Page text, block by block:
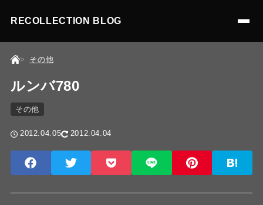
RECOLLECTION BLOG
その他
ルンバ780
その他
2012.04.05 2012.04.04